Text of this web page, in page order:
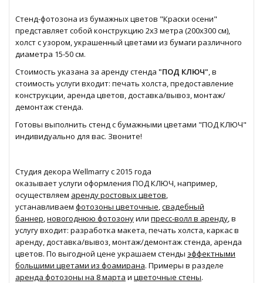
Стенд-фотозона из бумажных цветов "Краски осени"
представляет собой конструкцию 2х3 метра (200х300 см),
холст с узором, украшенный цветами из бумаги различного
диаметра 15-50 см.
Стоимость указана за аренду стенда "ПОД КЛЮЧ", в
стоимость услуги входит: печать холста, предоставление
конструкции, аренда цветов, доставка/вывоз, монтаж/
демонтаж стенда.
Готовы выполнить стенд с бумажными цветами "ПОД КЛЮЧ"
индивидуально для вас. Звоните!
Студия декора Wellmarry с 2015 года
оказывает услуги оформления ПОД КЛЮЧ, например,
осуществляем аренду ростовых цветов,
устанавливаем фотозоны цветочные,свадебный
баннер,новогоднюю фотозонуили пресс-волл в аренду, в
услугу входит: разработка макета, печать холста, каркас в
аренду, доставка/вывоз, монтаж/демонтаж стенда, аренда
цветов. По выгодной цене украшаем стенды эффектными
большими цветами из фоамирана. Примеры в разделе
аренда фотозоны на 8 марта и цветочные стены.